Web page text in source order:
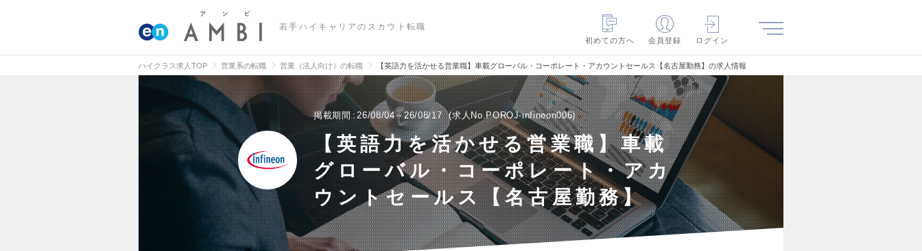
若手ハイキャリアのスカウト転職
初めての方へ
会員登録 ログイン
ハイクラス求人TOP 営業系の転職 営業（法人向け）の転職 【英語力を活かせる営業職】車載グローバル・コーポレート・アカウントセールス【名古屋勤務】の求人情報
掲載期間 26/08/04～26/08/17 求人No.POROJ-infineon006
【英語力を活かせる営業職】車載
グローバル・コーポレート・アカ
ウントセールス【名古屋勤務】